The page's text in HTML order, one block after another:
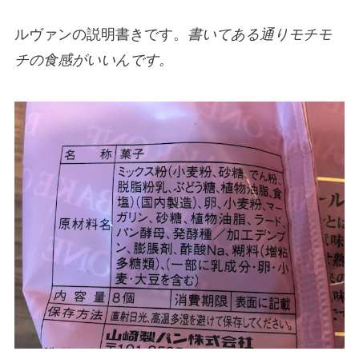
ルヴァンの説明書きです。 書いてある通りモチモ
チの食感がいいんです。